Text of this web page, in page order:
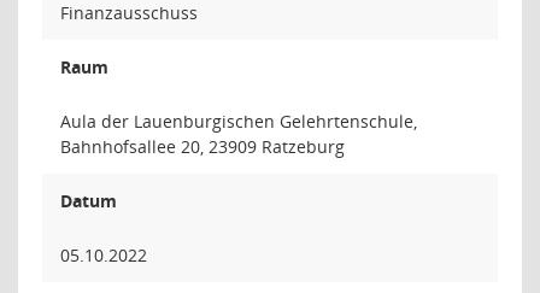
Finanzausschuss
Raum
Aula der Lauenburgischen Gelehrtenschule,
Bahnhofsallee 20, 23909 Ratzeburg
Datum
05.10.2022